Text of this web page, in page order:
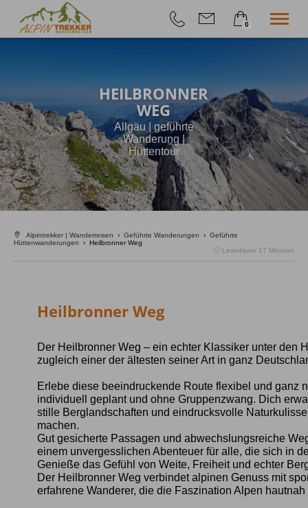
Höhenangst-Akademie
Firmenevent
Info
Shop
0
HEILBRONNER
WEG
Allgäu | geführte
Wanderung |
Hüttentour
Alpintrekker | Wanderreisen › Geführte Wanderungen › Geführte
Hüttenwanderungen
› Heilbronner Weg
Lesedauer 17 Minuten
Heilbronner Weg
Der Heilbronner Weg – ein echter Klassiker unter den
zugleich einer der ältesten seiner Art in ganz
Erlebe diese beeindruckende Route flexibel und ganz
individuell geplant und ohne Gruppenzwang. Dich
stille Berglandschaften und eindrucksvolle
machen.
Gut gesicherte Passagen und abwechslungsreiche
einem unvergesslichen Abenteuer für alle, die sich in
Genieße das Gefühl von Weite, Freiheit und echter
Der Heilbronner Weg verbindet alpinen Genuss mit
erfahrene Wanderer, die die Faszination Alpen